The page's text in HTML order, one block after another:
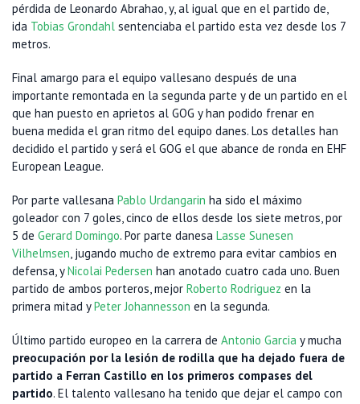
pérdida de Leonardo Abrahao, y, al igual que en el partido de,
ida Tobias Grondahl sentenciaba el partido esta vez desde los 7
metros.
Final amargo para el equipo vallesano después de una
importante remontada en la segunda parte y de un partido en el
que han puesto en aprietos al GOG y han podido frenar en
buena medida el gran ritmo del equipo danes. Los detalles han
decidido el partido y será el GOG el que abance de ronda en EHF
European League.
Por parte vallesana Pablo Urdangarin ha sido el máximo
goleador con 7 goles, cinco de ellos desde los siete metros, por
5 de Gerard Domingo. Por parte danesa Lasse Sunesen
Vilhelmsen, jugando mucho de extremo para evitar cambios en
defensa, yNicolai Pedersen han anotado cuatro cada uno. Buen
partido de ambos porteros, mejor Roberto Rodriguez en la
primera mitad yPeter Johannesson en la segunda.
Último partido europeo en la carrera de Antonio Garcia y mucha
preocupación por la lesión de rodilla que ha dejado fuera de
partido a Ferran Castillo en los primeros compases del
partido. El talento vallesano ha tenido que dejar el campo con